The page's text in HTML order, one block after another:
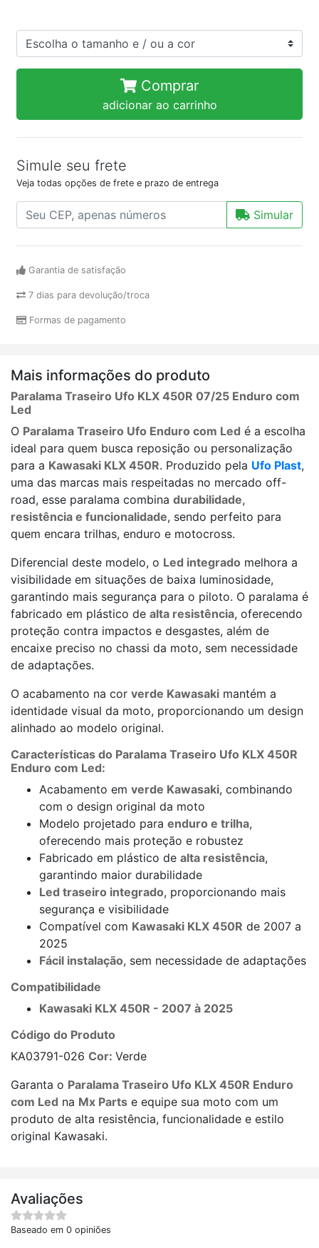
Comprar
adicionar ao carrinho
Simule seu frete
Veja todas opções de frete e prazo de entrega
Simular
Garantia de satisfação
7 dias para devolução/troca
Formas de pagamento
Mais informações do produto
Paralama Traseiro Ufo KLX 450R 07/25 Enduro com
Led
O Paralama Traseiro Ufo Enduro com Led é a escolha
ideal para quem busca reposição ou personalização
para a Kawasaki KLX 450R. Produzido pela Ufo Plast,
uma das marcas mais respeitadas no mercado off-
road, esse paralama combina durabilidade,
resistência e funcionalidade, sendo perfeito para
quem encara trilhas, enduro e motocross.
Diferencial deste modelo, o Led integrado melhora a
visibilidade em situações de baixa luminosidade,
garantindo mais segurança para o piloto. O paralama é
fabricado em plástico de alta resistência, oferecendo
proteção contra impactos e desgastes, além de
encaixe preciso no chassi da moto, sem necessidade
de adaptações.
O acabamento na cor verde Kawasaki mantém a
identidade visual da moto, proporcionando um design
alinhado ao modelo original.
Características do Paralama Traseiro Ufo KLX 450R
Enduro com Led:
Acabamento em verde Kawasaki, combinando
com o design original da moto
Modelo projetado para enduro e trilha,
oferecendo mais proteção e robustez
Fabricado em plástico de alta resistência,
garantindo maior durabilidade
Led traseiro integrado, proporcionando mais
segurança e visibilidade
Compatível com Kawasaki KLX 450R de 2007 a
2025
Fácil instalação, sem necessidade de adaptações
Compatibilidade
Kawasaki KLX 450R - 2007 à 2025
Código do Produto
KA03791-026 Cor: Verde
Garanta o Paralama Traseiro Ufo KLX 450R Enduro
com Led na Mx Parts e equipe sua moto com um
produto de alta resistência, funcionalidade e estilo
original Kawasaki.
Avaliações
Baseado em 0 opiniões